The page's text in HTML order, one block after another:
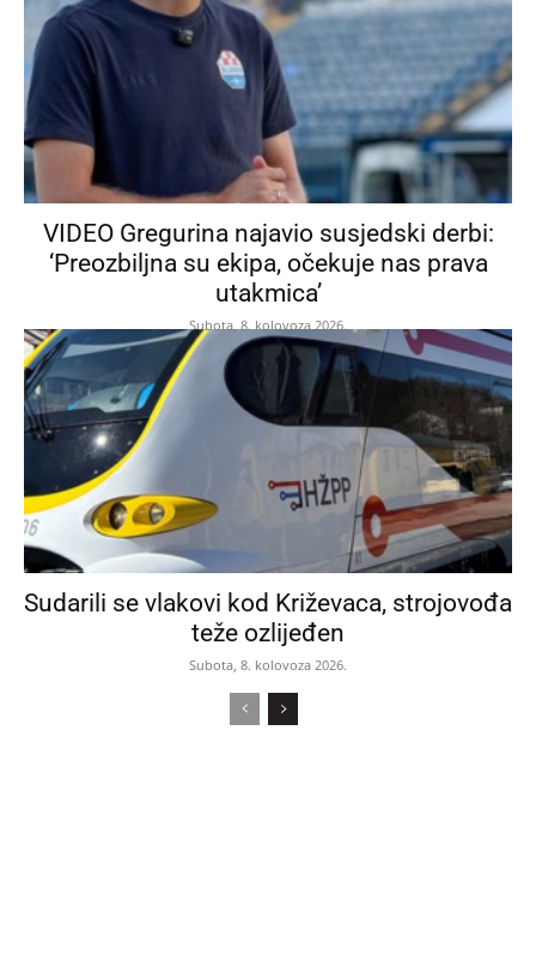
VIDEO Gregurina najavio susjedski derbi:
‘Preozbiljna su ekipa, očekuje nas prava
utakmica’
Subota, 8. kolovoza 2026.
Sudarili se vlakovi kod Križevaca, strojovođa
teže ozlijeđen
Subota, 8. kolovoza 2026.